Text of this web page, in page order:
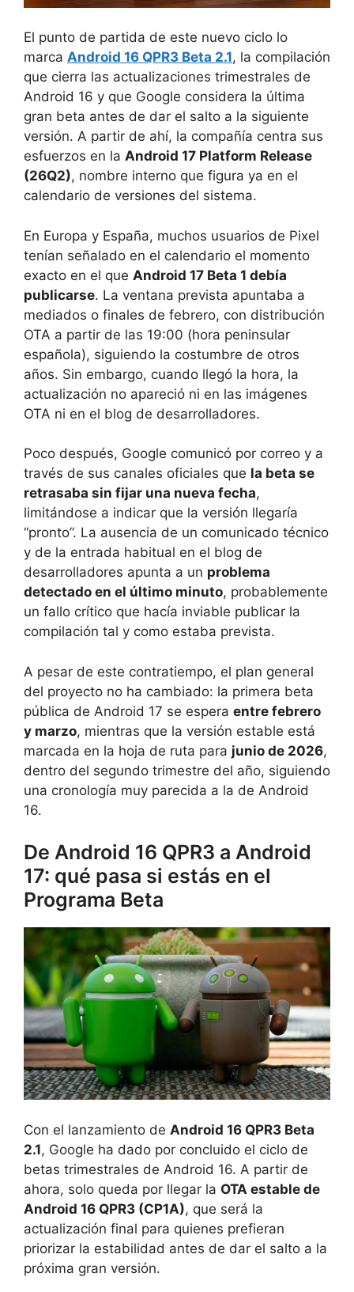
El punto de partida de este nuevo ciclo lo
marca Android 16 QPR3 Beta 2.1, la compilación
que cierra las actualizaciones trimestrales de
Android 16 y que Google considera la última
gran beta antes de dar el salto a la siguiente
versión. A partir de ahí, la compañía centra sus
esfuerzos en la Android 17 Platform Release
(26Q2), nombre interno que figura ya en el
calendario de versiones del sistema.
En Europa y España, muchos usuarios de Pixel
tenían señalado en el calendario el momento
exacto en el que Android 17 Beta 1 debía
publicarse. La ventana prevista apuntaba a
mediados o finales de febrero, con distribución
OTA a partir de las 19:00 (hora peninsular
española), siguiendo la costumbre de otros
años. Sin embargo, cuando llegó la hora, la
actualización no apareció ni en las imágenes
OTA ni en el blog de desarrolladores.
Poco después, Google comunicó por correo y a
través de sus canales oficiales que la beta se
retrasaba sin fijar una nueva fecha,
limitándose a indicar que la versión llegaría
“pronto”. La ausencia de un comunicado técnico
y de la entrada habitual en el blog de
desarrolladores apunta a un problema
detectado en el último minuto, probablemente
un fallo crítico que hacía inviable publicar la
compilación tal y como estaba prevista.
A pesar de este contratiempo, el plan general
del proyecto no ha cambiado: la primera beta
pública de Android 17 se espera entre febrero
y marzo, mientras que la versión estable está
marcada en la hoja de ruta para junio de 2026,
dentro del segundo trimestre del año, siguiendo
una cronología muy parecida a la de Android
16.
De Android 16 QPR3 a Android
17: qué pasa si estás en el
Programa Beta
Con el lanzamiento de Android 16 QPR3 Beta
2.1, Google ha dado por concluido el ciclo de
betas trimestrales de Android 16. A partir de
ahora, solo queda por llegar la OTA estable de
Android 16 QPR3 (CP1A), que será la
actualización final para quienes prefieran
priorizar la estabilidad antes de dar el salto a la
próxima gran versión.